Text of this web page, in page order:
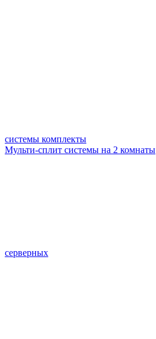
системы комплекты
Мульти-сплит системы на 2 комнаты
серверных